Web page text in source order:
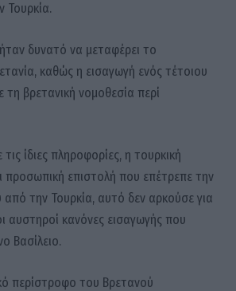
Τουρκία.
δυνατό να μεταφέρει το
καθώς η εισαγωγή ενός τέτοιου
βρετανική νομοθεσία περί
ίδιες πληροφορίες, η τουρκική
προσωπική επιστολή που επέτρεπε την
την Τουρκία, αυτό δεν αρκούσε για
αυστηροί κανόνες εισαγωγής που
Βασίλειο.
περίστροφο του Βρετανού